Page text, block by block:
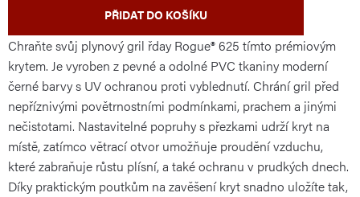
PŘIDAT DO KOŠÍKU
Chraňte svůj plynový gril řday Rogue® 625 tímto prémiovým
krytem. Je vyroben z pevné a odolné PVC tkaniny moderní
černé barvy s UV ochranou proti vyblednutí. Chrání gril před
nepříznivými povětrnostními podmínkami, prachem a jinými
nečistotami. Nastavitelné popruhy s přezkami udrží kryt na
místě, zatímco větrací otvor umožňuje proudění vzduchu,
které zabraňuje růstu plísní, a také ochranu v prudkých dnech.
Díky praktickým poutkům na zavěšení kryt snadno uložíte tak,